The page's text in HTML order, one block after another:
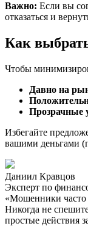
Важно: Если вы
отказаться и
Как
Чтобы
Давно на
Прозрачные
Избегайте
вашими деньгами
Даниил Кравцов
Эксперт по
«Мошенники часто
Никогда не
простые действия